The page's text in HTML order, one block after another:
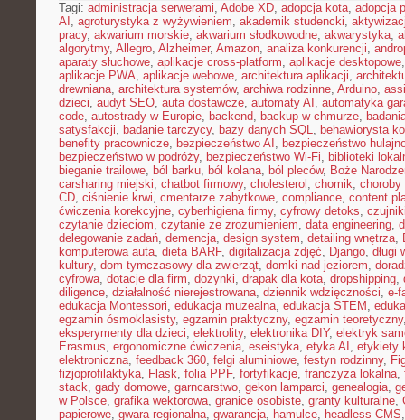
Tagi: administracja serwerami, Adobe XD, adopcja kota, adopcja
AI , agroturystyka z wyżywieniem, akademik studencki,
pracy, akwarium morskie, akwarium słodkowodne, akwarystyka,
algorytmy, Allegro, Alzheimer, Amazon, analiza konkurencji,
aparaty słuchowe, aplikacje cross-platform, aplikacje desktopowe
aplikacje PWA, aplikacje webowe, architektura aplikacji,
drewniana, architektura systemów, archiwa rodzinne, Arduino,
dzieci, audyt SEO, auta dostawcze, automaty AI , automatyka
code, autostrady w Europie, backend, backup w chmurze,
satysfakcji, badanie tarczycy, bazy danych SQL, behawiorysta
benefity pracownicze, bezpieczeństwo AI , bezpieczeństwo
bezpieczeństwo w podróży, bezpieczeństwo Wi-Fi, biblioteki
bieganie trailowe, ból barku, ból kolana, ból pleców, Boże
carsharing miejski, chatbot firmowy, cholesterol , chomik, choroby
CD, ciśnienie krwi, cmentarze zabytkowe, compliance, content
ćwiczenia korekcyjne, cyberhigiena firmy, cyfrowy detoks,
czytanie dzieciom, czytanie ze zrozumieniem, data engineering,
delegowanie zadań, demencja, design system, detailing wnętrza,
komputerowa auta, dieta BARF, digitalizacja zdjęć, Django, długi
kultury, dom tymczasowy dla zwierząt, domki nad jeziorem,
cyfrowa, dotacje dla firm, dożynki, drapak dla kota, dropshipping,
diligence, działalność nierejestrowana, dziennik wdzięczności, e-
edukacja Montessori, edukacja muzealna, edukacja STEM ,
egzamin ósmoklasisty, egzamin praktyczny, egzamin teoretyczny
eksperymenty dla dzieci, elektrolity, elektronika DIY, elektryk
Erasmus, ergonomiczne ćwiczenia, eseistyka, etyka AI , etykiety
elektroniczna, feedback 360, felgi aluminiowe, festyn rodzinny,
fizjoprofilaktyka, Flask, folia PPF, fortyfikacje, franczyza lokalna,
stack, gady domowe, garncarstwo, gekon lamparci, genealogia,
w Polsce, grafika wektorowa, granice osobiste, granty kulturalne,
papierowe, gwara regionalna, gwarancja, hamulce, headless CMS